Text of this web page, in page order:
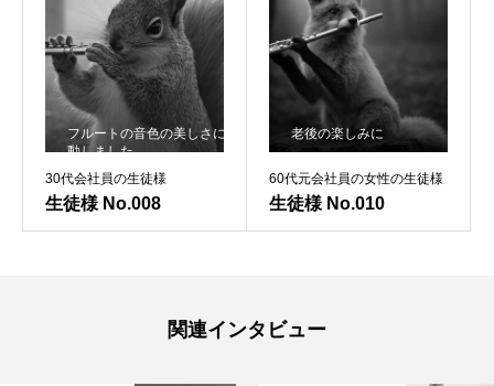
演奏動画
コンサート情報
SUPPORT
30代会社員の生徒様
生徒様 No.008
フルートの音色の美しさに感
動しました
60代元会社員の女性の生徒様
生徒様 No.010
老後の楽しみに
関連インタビュー